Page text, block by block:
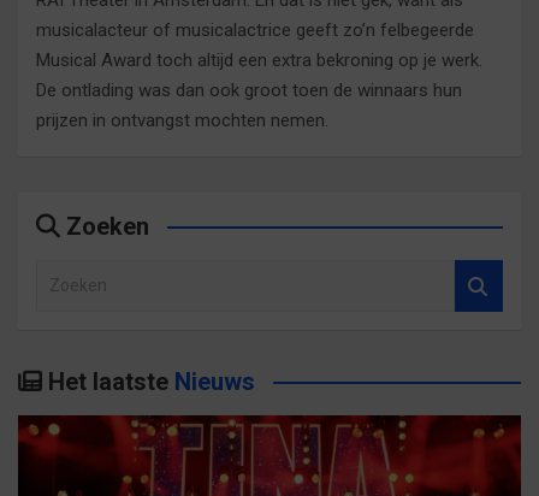
musicalacteur of musicalactrice geeft zo’n felbegeerde
Musical Award toch altijd een extra bekroning op je werk.
De ontlading was dan ook groot toen de winnaars hun
prijzen in ontvangst mochten nemen.
Zoeken
e
n
Het laatste Nieuws